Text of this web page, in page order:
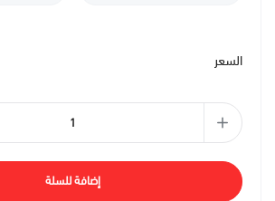
السعر
إضافة للسلة